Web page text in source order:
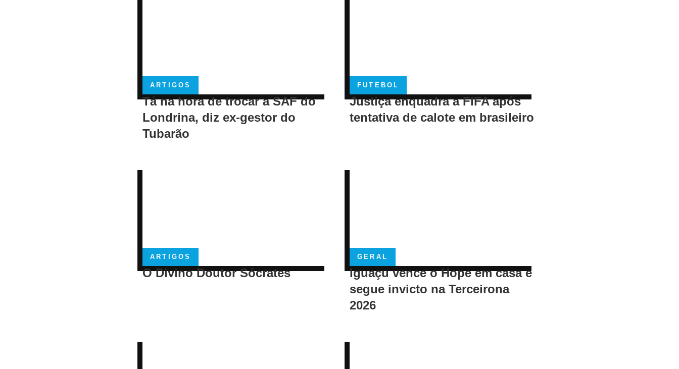
ARTIGOS
Tá na hora de trocar a SAF do
Londrina, diz ex-gestor do
Tubarão
FUTEBOL
Justiça enquadra a FIFA após
tentativa de calote em brasileiro
ARTIGOS
O Divino Doutor Sócrates
GERAL
Iguaçu vence o Hope em casa e
segue invicto na Terceirona
2026